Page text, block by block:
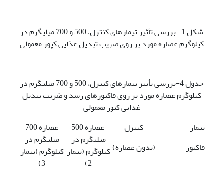
شکل 1- بررسی تأثیر تیمارهای کنترل، 500 و 700 میلی­گرم در
کیلوگرم عصاره مورد بر روی ضریب تبدیل غذایی کپور معمولی
جدول 4-بررسی تأثیر تیمارهای کنترل، 500 و 700 میلی­گرم در
کیلوگرم عصاره مورد بر روی فاکتورهای رشد و ضریب تبدیل
غذایی کپور معمولی
تیمار
فاکتور
کنترل
(بدون عصاره)
عصاره 500
میلی­گرم در
کیلوگرم (تیمار
2)
عصاره 700
میلی­گرم در
کیلوگرم (تیمار
3)